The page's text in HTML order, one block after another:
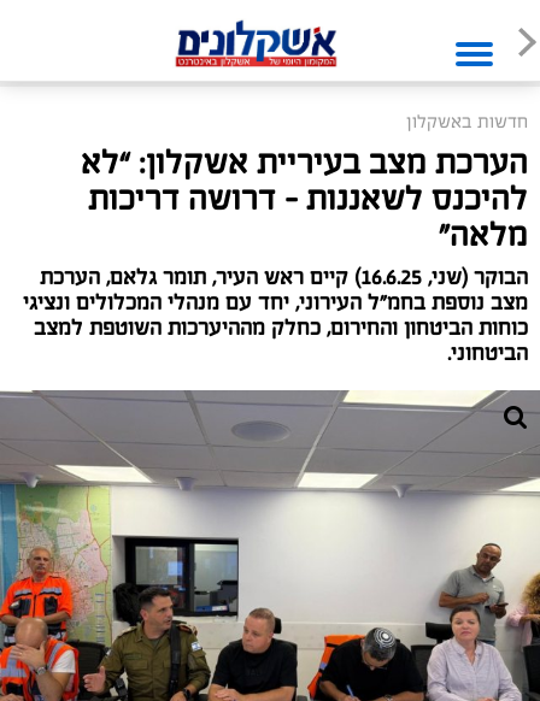
חדשות באשקלון
הערכת מצב בעיריית אשקלון: “לא
להיכנס לשאננות – דרושה דריכות
מלאה”
הבוקר (שני, 16.6.25) קיים ראש העיר, תומר גלאם, הערכת
מצב נוספת בחמ"ל העירוני, יחד עם מנהלי המכלולים ונציגי
כוחות הביטחון והחירום, כחלק מההיערכות השוטפת למצב
הביטחוני.